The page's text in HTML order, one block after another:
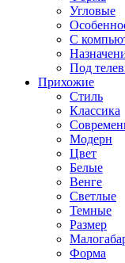
Угловые
С
Под
Прихожие
Стиль
Классика
Модерн
Цвет
Белые
Венге
Светлые
Темные
Размер
Форма